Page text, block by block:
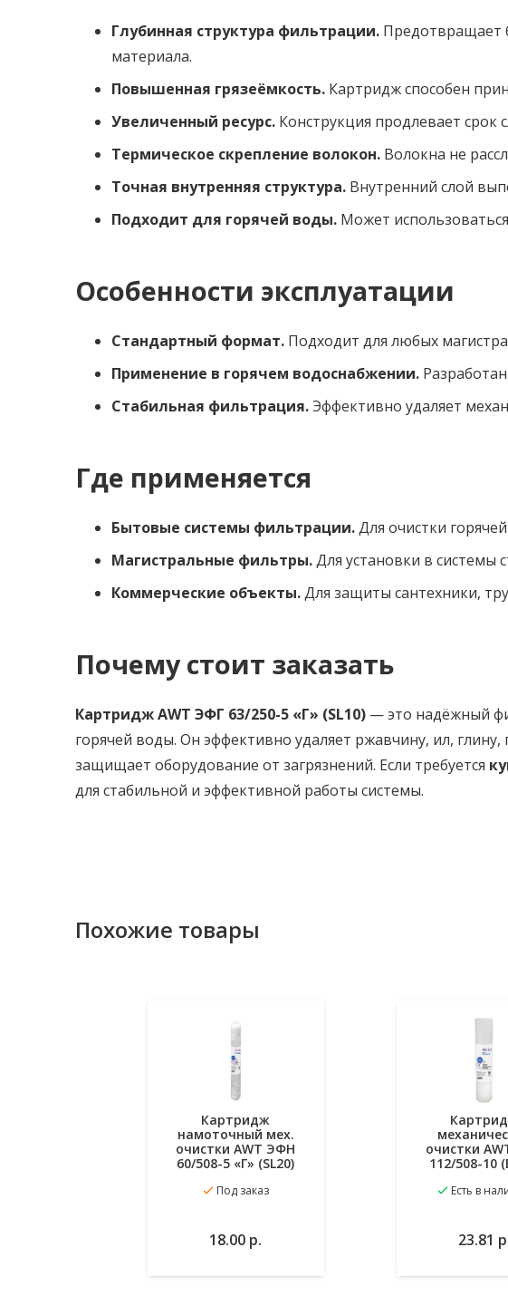
Глубинная структура фильтрации. Предотвращает
материала.
Повышенная грязеёмкость. Картридж способен
Увеличенный ресурс. Конструкция продлевает
Термическое скрепление волокон. Волокна не
Точная внутренняя структура. Внутренний слой
Подходит для горячей воды. Может
Особенности эксплуатации
Стандартный формат. Подходит для любых
Применение в горячем водоснабжении.
Стабильная фильтрация.Эффективно удаляет
Где применяется
Бытовые системы фильтрации.Для очистки
Магистральные фильтры.Для установки в системы
Коммерческие объекты.Для защиты сантехники,
Почему стоит заказать
Картридж AWT ЭФГ 63/250-5 «Г» (SL10) — это надёжный
горячей воды. Он эффективно удаляет ржавчину, ил,
защищает оборудование от загрязнений. Если требуется
для стабильной и эффективной работы системы.
Похожие товары
Картридж
намоточный мех.
очистки AWT ЭФН
60/508-5 «Г» (SL20)
Под заказ
18.00 р.
избранное
очистки
112/508-10
Есть в
23.81
избранное